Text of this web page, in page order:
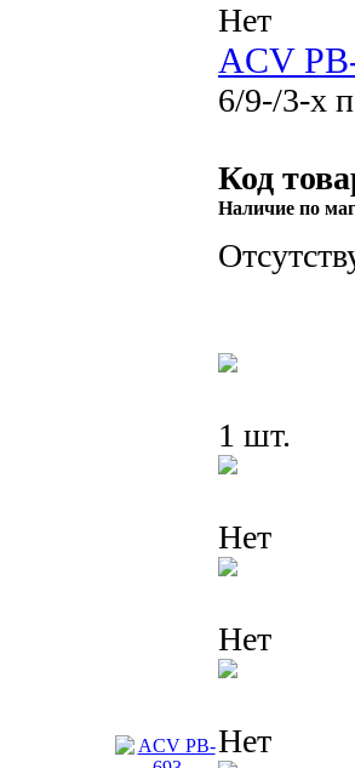
Нет
ACV
6/9-/3-х
Код
Наличие по
1 шт.
Нет
Нет
Нет